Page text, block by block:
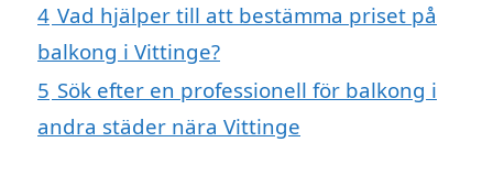
4 Vad hjälper till att bestämma priset på
balkong i Vittinge?
5 Sök efter en professionell för balkong i
andra städer nära Vittinge